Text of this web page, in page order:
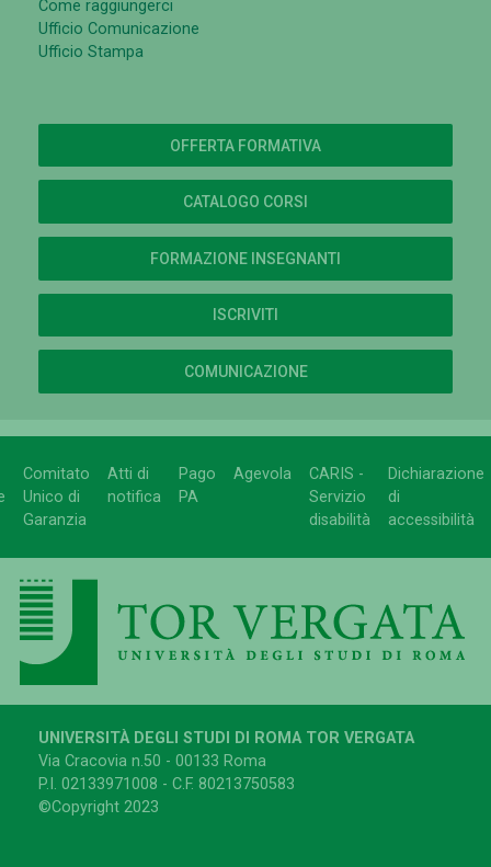
Come raggiungerci
Ufficio Comunicazione
Ufficio Stampa
OFFERTA FORMATIVA
CATALOGO CORSI
FORMAZIONE INSEGNANTI
ISCRIVITI
COMUNICAZIONE
Comitato
Unico di
Garanzia
Atti di
notifica
Pago
PA
Agevola
CARIS -
Servizio
disabilità
Dichiarazione
di
accessibilità
UNIVERSITÀ DEGLI STUDI DI ROMA TOR VERGATA
Via Cracovia n.50 - 00133 Roma
P.I. 02133971008 - C.F. 80213750583
©Copyright 2023